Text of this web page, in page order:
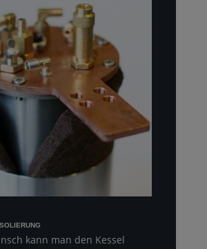
kann man den Kessel